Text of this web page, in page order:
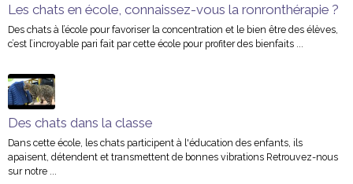
Les chats en école, connaissez-vous la ronronthérapie ?
Des chats à l’école pour favoriser la concentration et le bien être des élèves,
c’est l’incroyable pari fait par cette école pour profiter des bienfaits ...
Des chats dans la classe
Dans cette école, les chats participent à l'éducation des enfants, ils
apaisent, détendent et transmettent de bonnes vibrations Retrouvez-nous
sur notre ...